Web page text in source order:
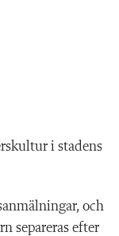
i stadens
och
separeras efter